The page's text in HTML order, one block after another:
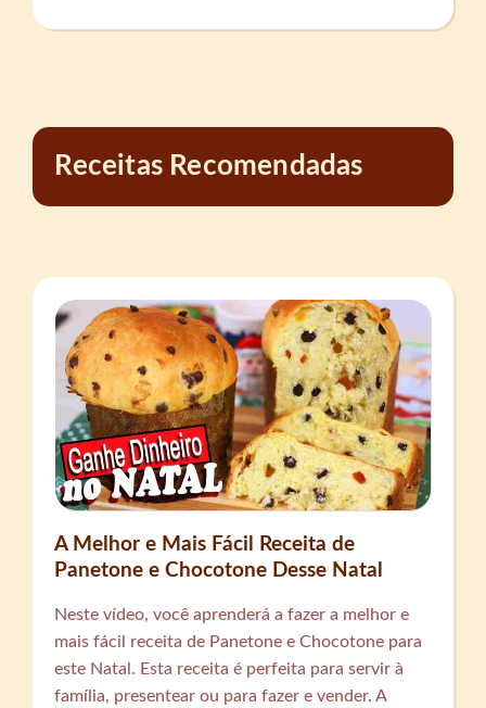
Receitas Recomendadas
A Melhor e Mais Fácil Receita de
Panetone e Chocotone Desse Natal
Neste vídeo, você aprenderá a fazer a melhor e
mais fácil receita de Panetone e Chocotone para
este Natal. Esta receita é perfeita para servir à
família, presentear ou para fazer e vender. A